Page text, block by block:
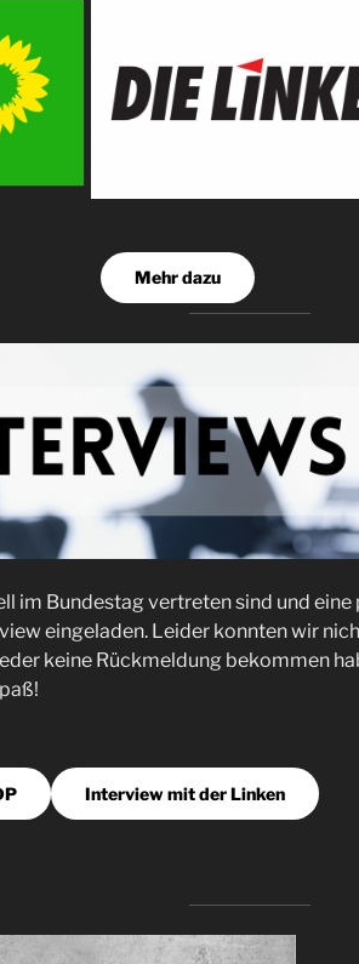
Mehr dazu
im Bundestag vertreten sind und
eingeladen. Leider konnten wir
keine Rückmeldung bekommen
Interview mit der Linken